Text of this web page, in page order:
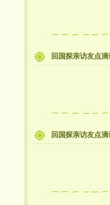
回国探亲访友点
回国探亲访友点